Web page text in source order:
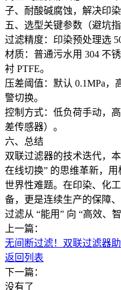
子、耐酸碱腐蚀，解决印
五、选型关键参数（避坑指
过滤精度：印染预处理选
材质：普通污水用 304 不
衬 PTFE。
压差阈值：默认 0.1MPa，
警切换。
控制方式：低负荷手动，
差传感器）。
六、总结
双联过滤器的技术迭代，
在线切换” 的思维革新，
世界性难题。在印染、化
备，更是连续生产的保障
过滤从 “能用” 向 “高效、
上一篇：
无间断过滤！双联过滤器
返回列表
下一篇：
没有了